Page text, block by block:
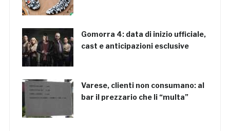
Gomorra 4: data di inizio ufficiale,
cast e anticipazioni esclusive
Varese, clienti non consumano: al
bar il prezzario che li “multa”